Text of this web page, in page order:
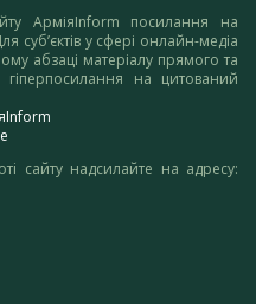
АрміяInform посилання на
суб’єктів у сфері онлайн-медіа
абзаці матеріалу прямого та
на цитований
сайту надсилайте на адресу: